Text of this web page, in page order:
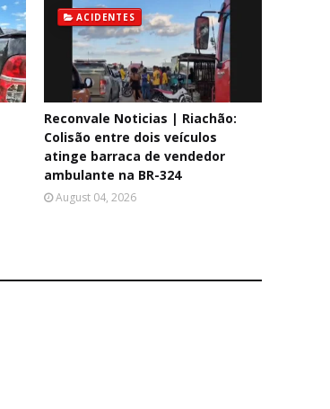
ACIDENTES
Reconvale Noticias | Riachão:
Colisão entre dois veículos
atinge barraca de vendedor
ambulante na BR-324
August 04, 2026